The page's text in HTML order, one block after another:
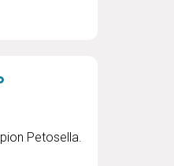
Petosella.